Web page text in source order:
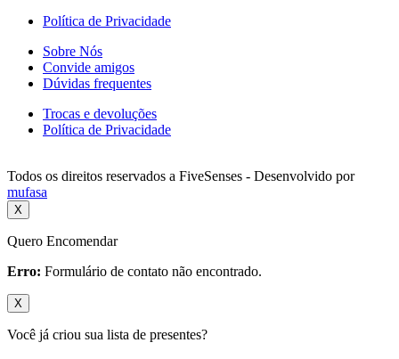
Política de Privacidade
Sobre Nós
Convide amigos
Dúvidas frequentes
Trocas e devoluções
Política de Privacidade
Todos os direitos reservados a FiveSenses - Desenvolvido por
mufasa
X
Quero Encomendar
Erro: Formulário de contato não encontrado.
X
Você já criou sua lista de presentes?